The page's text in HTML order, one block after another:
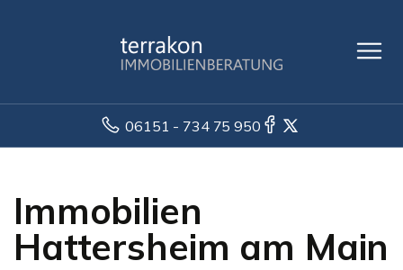
06151 - 734 75 950
Immobilien
Hattersheim am Main